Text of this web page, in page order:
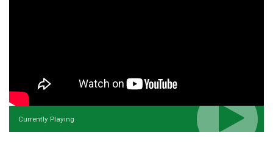
Currently Playing